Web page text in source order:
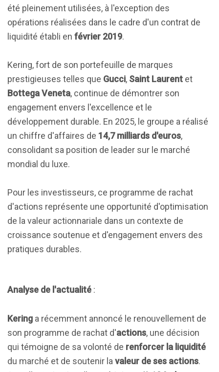
été pleinement utilisées, à l'exception des
opérations réalisées dans le cadre d'un contrat de
liquidité établi en février 2019.
Kering, fort de son portefeuille de marques
prestigieuses telles que Gucci, Saint Laurent et
Bottega Veneta, continue de démontrer son
engagement envers l'excellence et le
développement durable. En 2025, le groupe a réalisé
un chiffre d'affaires de 14,7 milliards d'euros,
consolidant sa position de leader sur le marché
mondial du luxe.
Pour les investisseurs, ce programme de rachat
d'actions représente une opportunité d'optimisation
de la valeur actionnariale dans un contexte de
croissance soutenue et d'engagement envers des
pratiques durables.
Analyse de l'actualité :
Kering a récemment annoncé le renouvellement de
son programme de rachat d'actions, une décision
qui témoigne de sa volonté de renforcer la liquidité
du marché et de soutenir la valeur de ses actions.